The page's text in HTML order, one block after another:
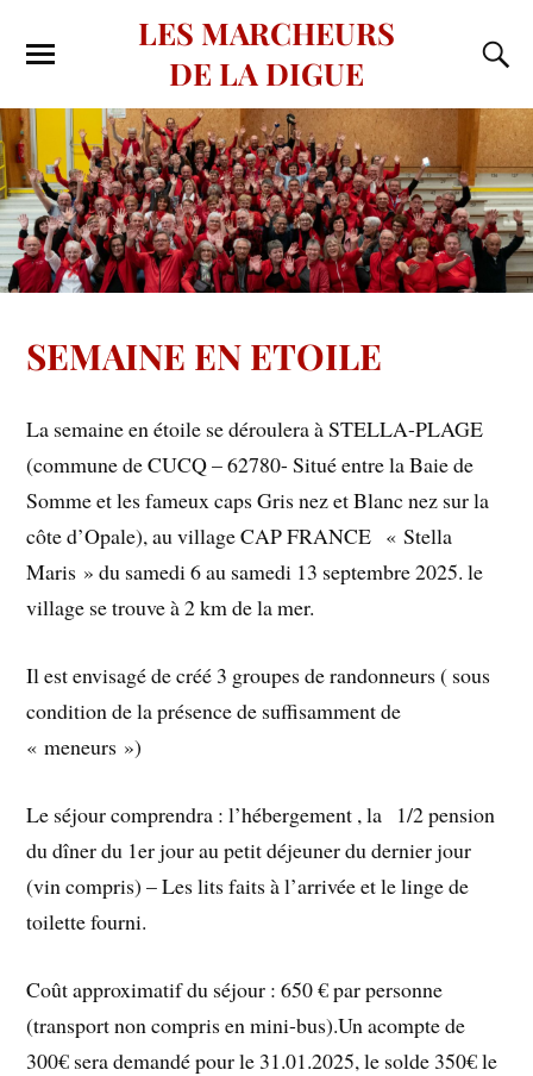
LES MARCHEURS
DE LA DIGUE
SEMAINE EN ETOILE
La semaine en étoile se déroulera à STELLA-PLAGE
(commune de CUCQ – 62780- Situé entre la Baie de
Somme et les fameux caps Gris nez et Blanc nez sur la
côte d’Opale), au village CAP FRANCE « Stella
Maris » du samedi 6 au samedi 13 septembre 2025. le
village se trouve à 2 km de la mer.
Il est envisagé de créé 3 groupes de randonneurs ( sous
condition de la présence de suffisamment de
« meneurs »)
Le séjour comprendra : l’hébergement , la 1/2 pension
du dîner du 1er jour au petit déjeuner du dernier jour
(vin compris) – Les lits faits à l’arrivée et le linge de
toilette fourni.
Coût approximatif du séjour : 650 € par personne
(transport non compris en mini-bus).Un acompte de
300€ sera demandé pour le 31.01.2025, le solde 350€ le